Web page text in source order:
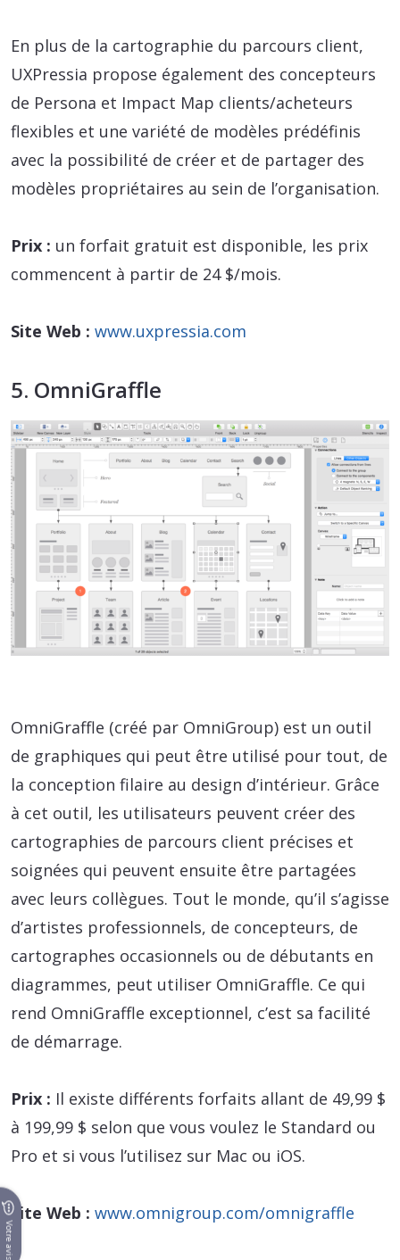
En plus de la cartographie du parcours client,
UXPressia propose également des concepteurs
de Persona et Impact Map clients/acheteurs
flexibles et une variété de modèles prédéfinis
avec la possibilité de créer et de partager des
modèles propriétaires au sein de l’organisation.
Prix : un forfait gratuit est disponible, les prix
commencent à partir de 24 $/mois.
Site Web : www.uxpressia.com
5. OmniGraffle
OmniGraffle (créé par OmniGroup) est un outil
de graphiques qui peut être utilisé pour tout, de
la conception filaire au design d’intérieur. Grâce
à cet outil, les utilisateurs peuvent créer des
cartographies de parcours client précises et
soignées qui peuvent ensuite être partagées
avec leurs collègues. Tout le monde, qu’il s’agisse
d’artistes professionnels, de concepteurs, de
cartographes occasionnels ou de débutants en
diagrammes, peut utiliser OmniGraffle. Ce qui
rend OmniGraffle exceptionnel, c’est sa facilité
de démarrage.
Prix : Il existe différents forfaits allant de 49,99 $
à 199,99 $ selon que vous voulez le Standard ou
Pro et si vous l’utilisez sur Mac ou iOS.
Site Web : www.omnigroup.com/omnigraffle
Votre avis